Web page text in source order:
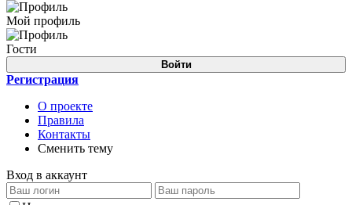
Мой профиль
Гости
Войти
Регистрация
О проекте
Правила
Контакты
Сменить тему
Вход в аккаунт